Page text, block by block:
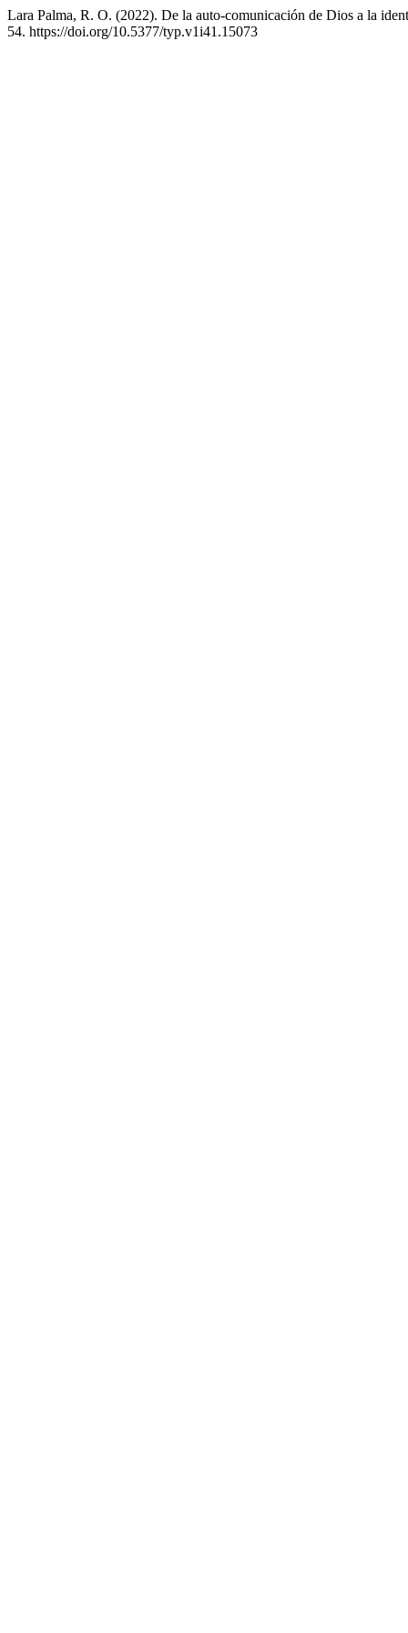
Lara Palma, R. O. (2022). De la auto-comunicación de Dios a la
54. https://doi.org/10.5377/typ.v1i41.15073